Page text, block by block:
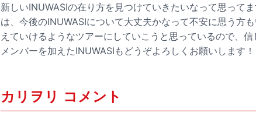
新しいINUWASIの在り方を見つけていきたいなって思って
は、今後のINUWASIについて大丈夫かなって不安に思う方
えていけるようなツアーにしていこうと思っているので、
メンバーを加えたINUWASIもどうぞよろしくお願いします！
カリヲリ コメント